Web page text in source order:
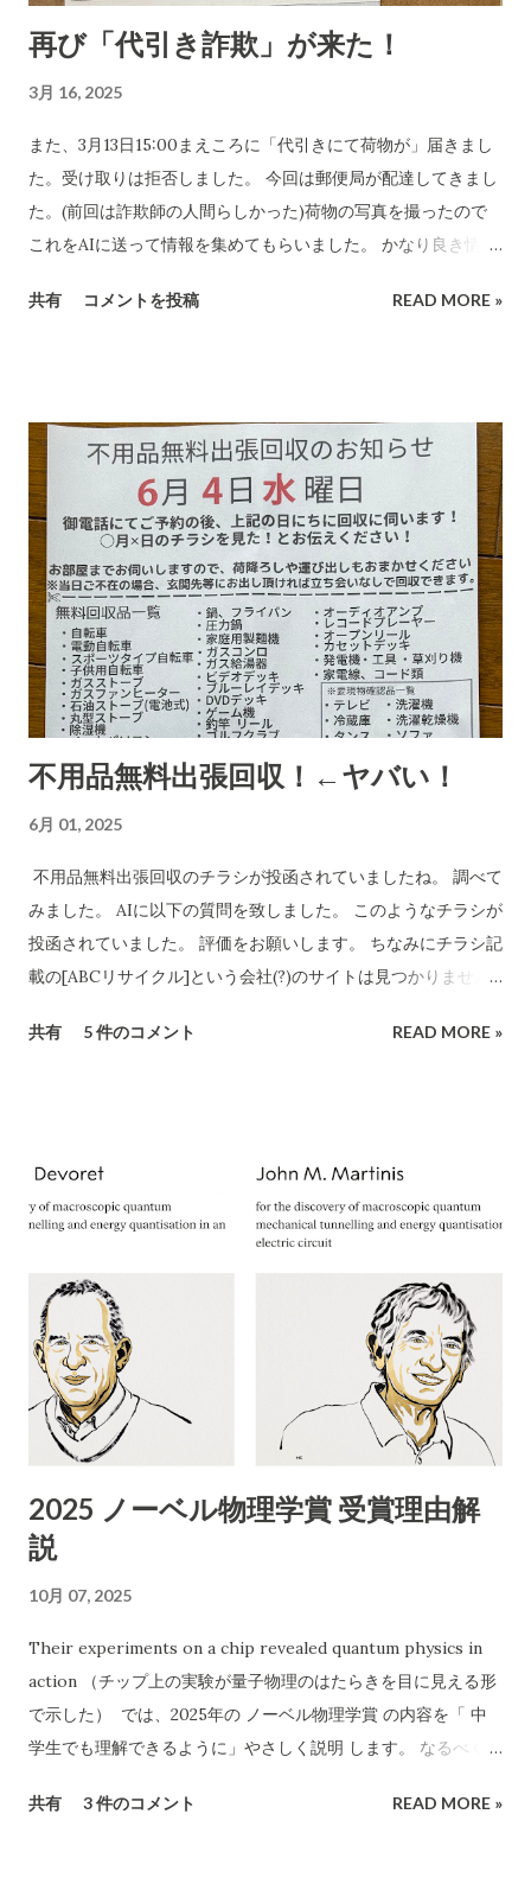
再び「代引き詐欺」が来た！
3月 16, 2025
また、3月13日15:00まえころに「代引きにて荷物が」届きまし
た。受け取りは拒否しました。 今回は郵便局が配達してきまし
た。(前回は詐欺師の人間らしかった)荷物の写真を撮ったので
これをAIに送って情報を集めてもらいました。 かなり良き情報
さまざま考え抜いてやっています。 高齢の女性や意思表示がで
受ける郵便局とヤマトなど宅配会社にとっては上得意のお客さ
まであるのかもしれない???...(受取拒絶で返品になる確率はかな
り高いのでその返送時の運賃も売上となります。) 以下は、AI
の分析です。長文です。 詐欺にかかる心理についてもAIに分
析・解説をしてもらいました。 CBB 株式会社、および
「charmmsho」という販売店に関する詐欺やトラブル報告の
有無を確認します。また、送り主情報の詳細な住所や連絡先が
正式な企業情報と一致するかどうかも調べます。 Research
completed in 8m· 16 件の情報源 CBB株式会社および販売店
「charmmsho」に関する調査報告 会社所在地・連絡先の検証
CBB株式会社は法人登記上、「大阪府泉南郡熊取町紺屋2丁目
屋2-20-1」と記載されています​ CBB-SHYOJI.COM 。販売店
「charmmsho」のサイト上で表示されていた会社所在地がこ
の住所と一致している場合、一見すると所在地に関しては正式
な企業情報と合致していると言えます。 しかし、連絡先情報に
してメールアドレスのみを掲載しており、電話番号は公開され
く名古屋（052）エリアの番号です。実際に「052-355...
共有 コメントを投稿 READ MORE »
不用品無料出張回収！←ヤバい！
6月 01, 2025
不用品無料出張回収のチラシが投函されていましたね。 調べて
みました。 AIに以下の質問を致しました。 このようなチラシが
投函されていました。 評価をお願いします。 ちなみにチラシ記
載の[ABCリサイクル]という会社(?)のサイトは見つかりません
https://www.city.tokorozawa.saitama.jp/kurashi/gomi/shi
には所沢市の「一般廃棄物処理業」の許可が必要です。 「産業
廃棄物処理業」や 「古物商」の許可では回収できません。
ChatGPT まえださん、画像ありがとうございます。このよう
な「不用品無料出張回収」のチラシについて、詳細に評価・ア
ドバイスいたします。 1. 内容の分析 業者名 ：ABCリサイクル
所在地 ：埼玉県所沢市松郷141 許可番号 ：自動車商許可証 第
431090053454号（古物商許可証） 連絡先 ：携帯番号のみ
（090-4713-2580） 受付時間 ：8:00〜18:00 チラシの訴求点
「無料回収」「当日でもOK」「幅広い品目」「遺品整理、引越
作業可能などと記載 2. 危険性・リスク評価 1）「無料」表記の
ワナ 実際に依頼すると「無料では回収できない」「特定品目は
料回収」と言いながら、現場で高額請求する 悪質な業者も存在
します。 2）連絡先が「携帯電話番号のみ」 一般的な法人や信
頼できる事業者であれば「固定電話」や「会社ホームページ」
なども記載されます。 携帯番号のみの場合、 連絡が取れなくな
ったり、責任の所在が曖昧 になりやすいです。 3）記載されて
物収集運搬業など）は記載されていません。 家電や不用品の正
共有 5 件のコメント READ MORE »
2025 ノーベル物理学賞 受賞理由解
説
10月 07, 2025
Their experiments on a chip revealed quantum physics in
action （チップ上の実験が量子物理のはたらきを目に見える形
で示した） では、2025年の ノーベル物理学賞 の内容を「 中
学生でも理解できるように」やさしく説明 します。 なるべく専
しします。 🏅 今年のノーベル物理学賞とは？ 2025年のノーベ
共有 3 件のコメント READ MORE »